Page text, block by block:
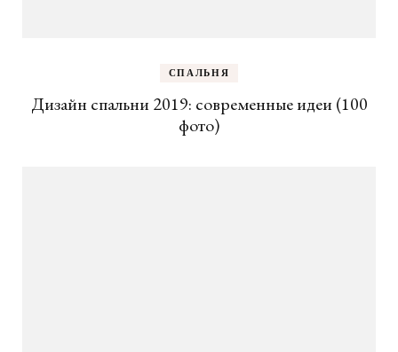
СПАЛЬНЯ
Дизайн спальни 2019: современные идеи (100
фото)